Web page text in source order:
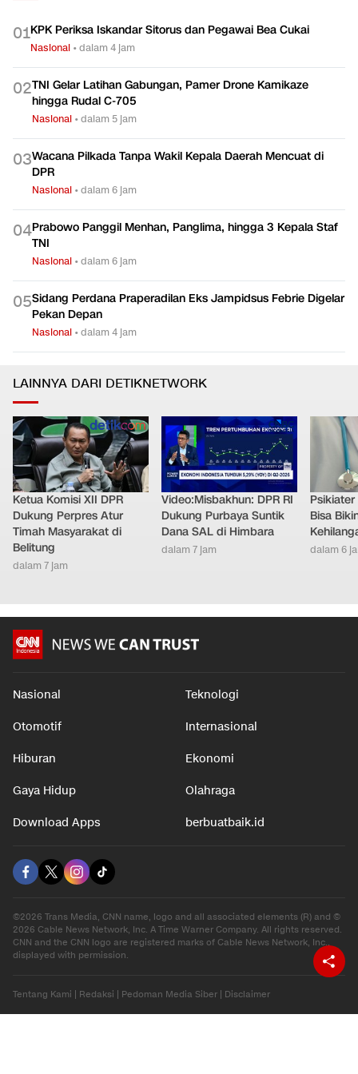
01KPK Periksa Iskandar Sitorus dan Pegawai Bea Cukai
Nasional •dalam 4 jam
02TNI Gelar Latihan Gabungan, Pamer Drone Kamikaze
hingga Rudal C-705
Nasional •dalam 5 jam
03Wacana Pilkada Tanpa Wakil Kepala Daerah Mencuat di
DPR
Nasional •dalam 6 jam
04Prabowo Panggil Menhan, Panglima, hingga 3 Kepala Staf
TNI
Nasional •dalam 6 jam
05Sidang Perdana Praperadilan Eks Jampidsus Febrie Digelar
Pekan Depan
Nasional •dalam 4 jam
LAINNYA DARI DETIKNETWORK
Ketua Komisi XII DPR
Dukung Perpres Atur
Timah Masyarakat di
Belitung
dalam 7 jam
Video:Misbakhun: DPR RI
Dukung Purbaya Suntik
Dana SAL di Himbara
dalam 7 jam
Bisa
dalam 6
Nasional Teknologi
Otomotif Internasional
Hiburan Ekonomi
Gaya Hidup Olahraga
Download Apps berbuatbaik.id
©2026 Trans Media, CNN name, logo and all associated elements (R) and ©
2026 Cable News Network, Inc. A Time Warner Company. All rights reserved.
CNN and the CNN logo are registered marks of Cable News Network, Inc.,
displayed with permission.
Tentang Kami Redaksi Pedoman Media Siber Disclaimer